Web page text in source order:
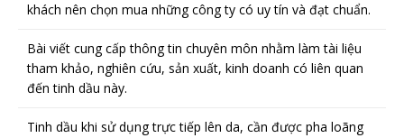
khách nên chọn mua những công ty có uy tín và đạt chuẩn.
Bài viết cung cấp thông tin chuyên môn nhằm làm tài liệu
tham khảo, nghiên cứu, sản xuất, kinh doanh có liên quan
đến tinh dầu này.
Tinh dầu khi sử dụng trực tiếp lên da, cần được pha loãng